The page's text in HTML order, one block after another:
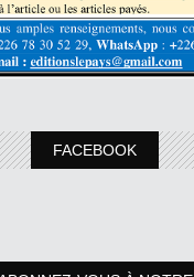
FACEBOOK